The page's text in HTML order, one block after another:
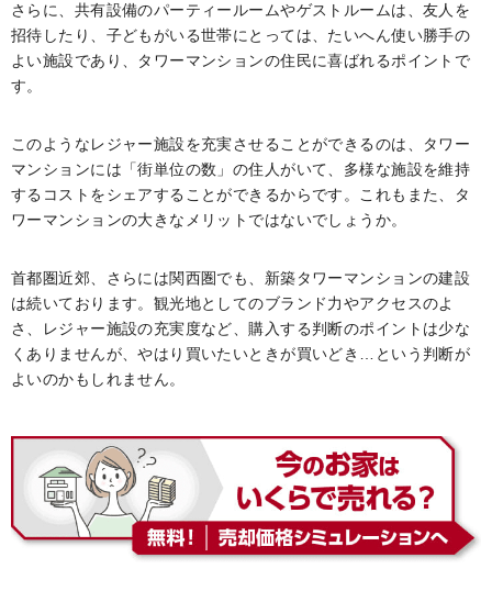
さらに、共有設備のパーティールームやゲストルームは、友人を
招待したり、子どもがいる世帯にとっては、たいへん使い勝手の
よい施設であり、タワーマンションの住民に喜ばれるポイントで
す。
このようなレジャー施設を充実させることができるのは、タワー
マンションには「街単位の数」の住人がいて、多様な施設を維持
するコストをシェアすることができるからです。これもまた、タ
ワーマンションの大きなメリットではないでしょうか。
首都圏近郊、さらには関西圏でも、新築タワーマンションの建設
は続いております。観光地としてのブランド力やアクセスのよ
さ、レジャー施設の充実度など、購入する判断のポイントは少な
くありませんが、やはり買いたいときが買いどき…という判断が
よいのかもしれません。